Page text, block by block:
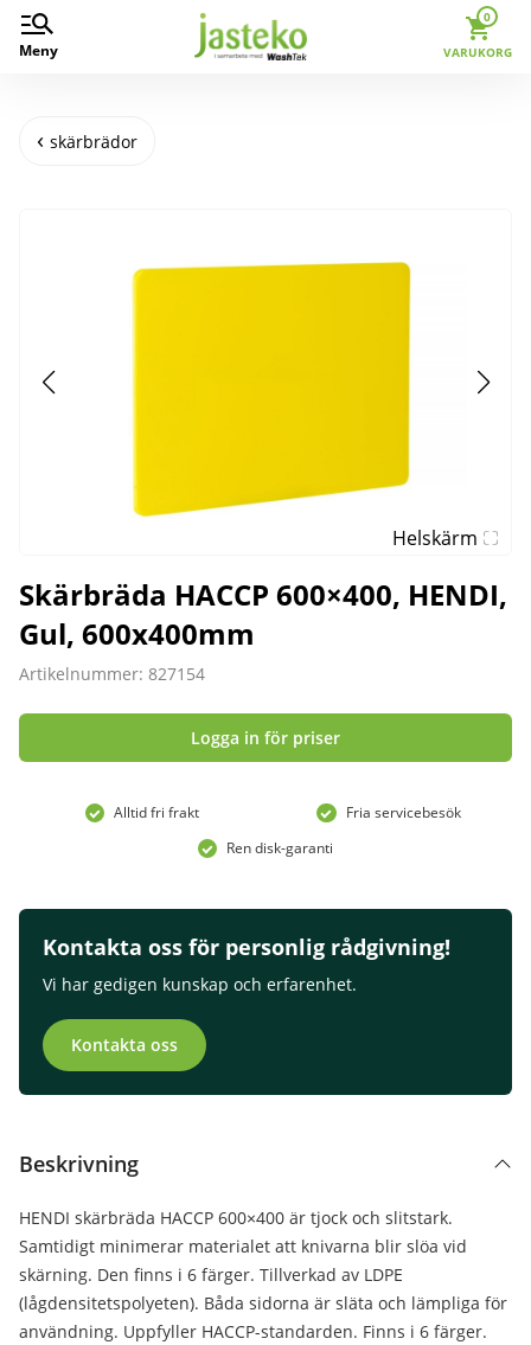
Meny
0
VARUKORG
skärbrädor
Helskärm
Skärbräda HACCP 600×400, HENDI,
Gul, 600x400mm
Artikelnummer: 827154
Logga in för priser
Alltid fri frakt
Fria servicebesök
Ren disk-garanti
Kontakta oss för personlig rådgivning!
Vi har gedigen kunskap och erfarenhet.
Kontakta oss
Beskrivning
HENDI skärbräda HACCP 600×400 är tjock och slitstark.
Samtidigt minimerar materialet att knivarna blir slöa vid
skärning. Den finns i 6 färger. Tillverkad av LDPE
(lågdensitetspolyeten). Båda sidorna är släta och lämpliga för
användning. Uppfyller HACCP-standarden. Finns i 6 färger.